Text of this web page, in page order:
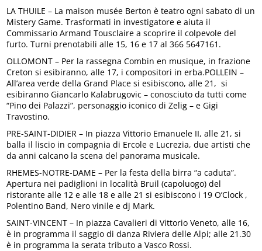
LA THUILE – La maison musée Berton è teatro ogni sabato di un
Mistery Game. Trasformati in investigatore e aiuta il
Commissario Armand Tousclaire a scoprire il colpevole del
furto. Turni prenotabili alle 15, 16 e 17 al 366 5647161.
OLLOMONT – Per la rassegna Combin en musique, in frazione
Creton si esibiranno, alle 17, i compositori in erba.POLLEIN –
All’area verde della Grand Place si esibiscono, alle 21, si
esibiranno Giancarlo Kalabrugovic – conosciuto da tutti come
“Pino dei Palazzi”, personaggio iconico di Zelig – e Gigi
Travostino.
PRE-SAINT-DIDIER – In piazza Vittorio Emanuele II, alle 21, si
balla il liscio in compagnia di Ercole e Lucrezia, due artisti che
da anni calcano la scena del panorama musicale.
RHEMES-NOTRE-DAME – Per la festa della birra “a caduta”.
Apertura nei padiglioni in località Bruil (capoluogo) del
ristorante alle 12 e alle 18 e alle 21 si esibiscono i 19 O’Clock ,
Polentino Band, Nero vinile e dj Mark.
SAINT-VINCENT – In piazza Cavalieri di Vittorio Veneto, alle 16,
è in programma il saggio di danza Riviera delle Alpi; alle 21.30
è in programma la serata tributo a Vasco Rossi.